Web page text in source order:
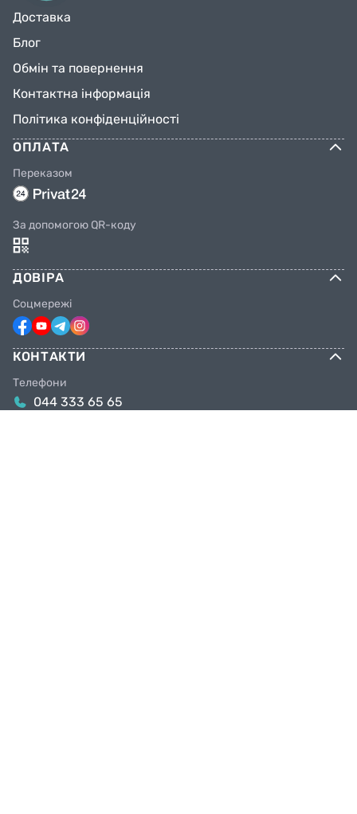
Доставка
Блог
Обмін та повернення
Контактна інформація
Політика конфіденційності
ОПЛАТА
Переказом
За допомогою QR-коду
ДОВІРА
Соцмережі
КОНТАКТИ
Телефони
044 333 65 65